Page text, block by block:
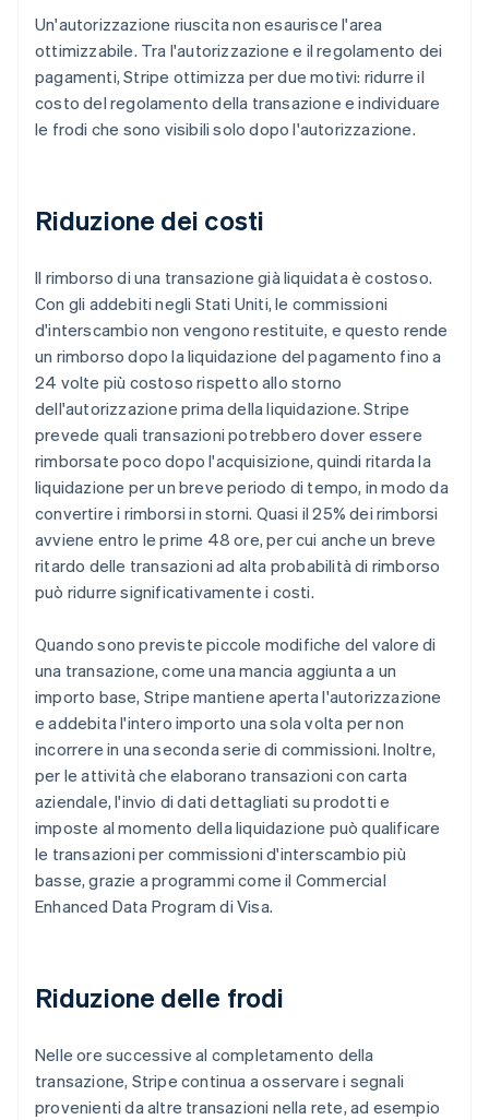
Un'autorizzazione riuscita non esaurisce l'area
ottimizzabile. Tra l'autorizzazione e il regolamento dei
pagamenti, Stripe ottimizza per due motivi: ridurre il
costo del regolamento della transazione e individuare
le frodi che sono visibili solo dopo l'autorizzazione.
Riduzione dei costi
Il rimborso di una transazione già liquidata è costoso.
Con gli addebiti negli Stati Uniti, le commissioni
d'interscambio non vengono restituite, e questo rende
un rimborso dopo la liquidazione del pagamento fino a
24 volte più costoso rispetto allo storno
dell'autorizzazione prima della liquidazione. Stripe
prevede quali transazioni potrebbero dover essere
rimborsate poco dopo l'acquisizione, quindi ritarda la
liquidazione per un breve periodo di tempo, in modo da
convertire i rimborsi in storni. Quasi il 25% dei rimborsi
avviene entro le prime 48 ore, per cui anche un breve
ritardo delle transazioni ad alta probabilità di rimborso
può ridurre significativamente i costi.
Quando sono previste piccole modifiche del valore di
una transazione, come una mancia aggiunta a un
importo base, Stripe mantiene aperta l'autorizzazione
e addebita l'intero importo una sola volta per non
incorrere in una seconda serie di commissioni. Inoltre,
per le attività che elaborano transazioni con carta
aziendale, l'invio di dati dettagliati su prodotti e
imposte al momento della liquidazione può qualificare
le transazioni per commissioni d'interscambio più
basse, grazie a programmi come il Commercial
Enhanced Data Program di Visa.
Riduzione delle frodi
Nelle ore successive al completamento della
transazione, Stripe continua a osservare i segnali
provenienti da altre transazioni nella rete, ad esempio